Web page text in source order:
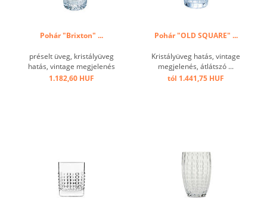
Pohár "Brixton" ...
préselt üveg, kristályüveg
hatás, vintage megjelenés
...
1.182,60 HUF
Pohár "OLD SQUARE" ...
Kristályüveg hatás, vintage
megjelenés, átlátszó ...
tól 1.441,75 HUF